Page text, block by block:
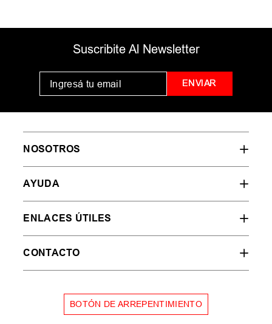
Suscribite Al Newsletter
ENVIAR
NOSOTROS
AYUDA
ENLACES ÚTILES
CONTACTO
BOTÓN DE ARREPENTIMIENTO